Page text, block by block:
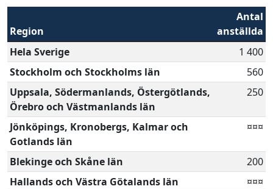
Region
Antal
anställda
Hela Sverige
1 400
Stockholm och Stockholms län
560
Uppsala, Södermanlands, Östergötlands,
Örebro och Västmanlands län
250
Jönköpings, Kronobergs, Kalmar och
Gotlands län
¤¤¤
Blekinge och Skåne län
200
Hallands och Västra Götalands län
¤¤¤